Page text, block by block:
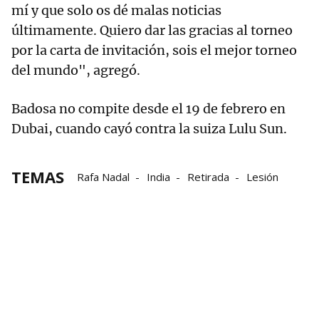
mí y que solo os dé malas noticias
últimamente. Quiero dar las gracias al torneo
por la carta de invitación, sois el mejor torneo
del mundo", agregó.
Badosa no compite desde el 19 de febrero en
Dubai, cuando cayó contra la suiza Lulu Sun.
TEMAS Rafa Nadal India Retirada Lesión